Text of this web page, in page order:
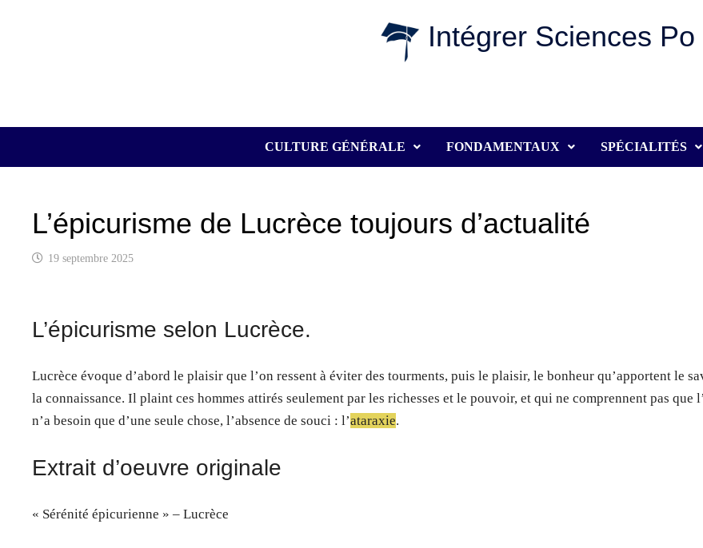
Intégrer Sciences Po
CULTURE GÉNÉRALE FONDAMENTAUX SPÉCIALITÉS
L’épicurisme de Lucrèce toujours d’actualité
19 septembre 2025
L’épicurisme selon Lucrèce.
Lucrèce évoque d’abord le plaisir que l’on ressent à éviter des tourments, puis le plaisir, le bonheur qu’apportent le
la connaissance. Il plaint ces hommes attirés seulement par les richesses et le pouvoir, et qui ne comprennent pas que
n’a besoin que d’une seule chose, l’absence de souci : l’ataraxie.
Extrait d’oeuvre originale
« Sérénité épicurienne » – Lucrèce